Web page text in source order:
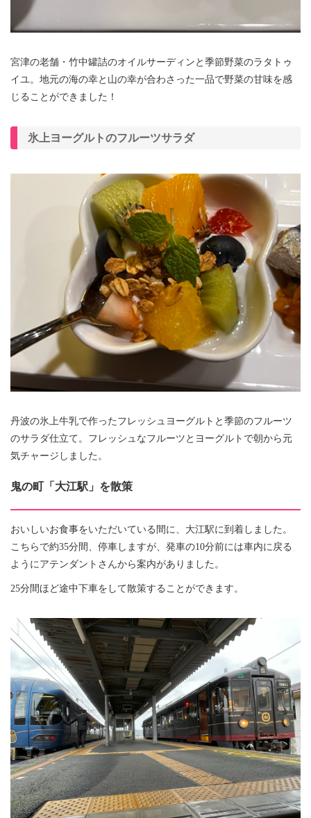
宮津の老舗・竹中罐詰のオイルサーディンと季節野菜のラタトゥ
イユ。地元の海の幸と山の幸が合わさった一品で野菜の甘味を感
じることができました！
氷上ヨーグルトのフルーツサラダ
丹波の氷上牛乳で作ったフレッシュヨーグルトと季節のフルーツ
のサラダ仕立て。フレッシュなフルーツとヨーグルトで朝から元
気チャージしました。
鬼の町「大江駅」を散策
おいしいお食事をいただいている間に、大江駅に到着しました。
こちらで約35分間、停車しますが、発車の10分前には車内に戻る
ようにアテンダントさんから案内がありました。
25分間ほど途中下車をして散策することができます。